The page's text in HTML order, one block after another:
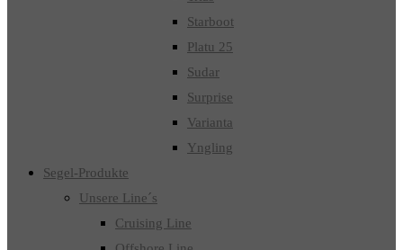
Starboot
Platu 25
Sudar
Surprise
Varianta
Yngling
Segel-Produkte
Unsere Line´s
Cruising Line